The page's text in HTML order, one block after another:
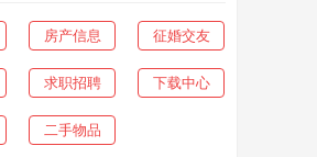
房产信息 征婚交友
求职招聘 下载中心
二手物品